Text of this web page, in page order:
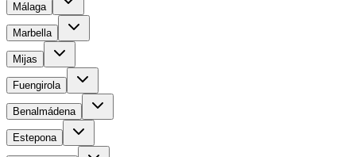
Málaga
Marbella
Mijas
Fuengirola
Benalmádena
Estepona